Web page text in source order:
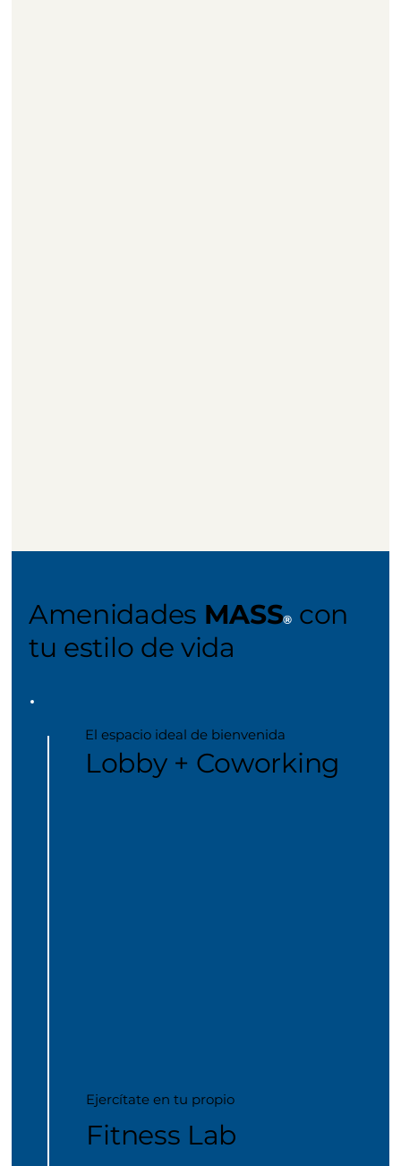
Amenidades MASS® con
tu estilo de vida
El espacio ideal de bienvenida
Lobby + Coworking
Ejercítate en tu propio
Fitness Lab